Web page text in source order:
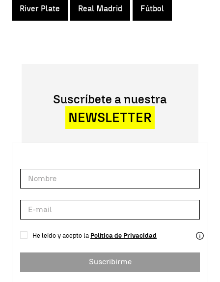
River Plate Real Madrid Fútbol
Suscríbete a nuestra
NEWSLETTER
He leído y acepto la Política de Privacidad
Suscribirme